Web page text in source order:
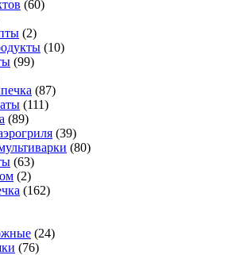
(60)
(2)
(10)
(99)
(87)
(111)
(89)
(39)
(80)
(63)
(2)
(162)
(24)
(76)